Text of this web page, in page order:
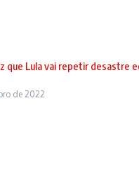
que Lula vai repetir desastre
de 2022